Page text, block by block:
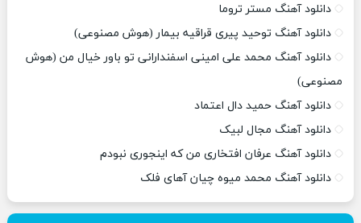
دانلود آهنگ مستر تروما
دانلود آهنگ توحید پیری قراقیه بیمار (هوش مصنوعی)
دانلود آهنگ محمد علی امینی اسفندارانی تو باور خیال من (هوش
مصنوعی)
دانلود آهنگ حمید دال اعتماد
دانلود آهنگ مجال لبیک
دانلود آهنگ عرفان افتخاری من که اینجوری نبودم
دانلود آهنگ محمد میوه چیان آهای فلک